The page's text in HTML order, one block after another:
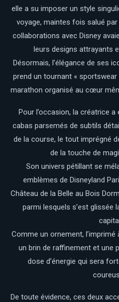
elle a su imposer un style
voyage, maintes fois salué
collaborations avec Disney
leurs designs attrayants
Désormais, l’élégance de ses
prend un tournant «
marathon organisé au cœur
Pour l’occasion, la créatrice
cabas parsemés de subtils
de la course, le tout imprégné
de la touche de
Son univers pétillant se
emblèmes de Disneyland
Château de la Belle au Bois
parmi lesquels s’est glissée
Comme un ornement,
un brin de raffinement et une
dose d’énergie qui sera
De toute évidence, ces deux